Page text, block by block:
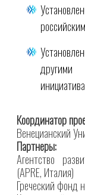
Координатор
Венецианский
Партнеры:
Агентство
(APRE, Италия)
Греческий фонд